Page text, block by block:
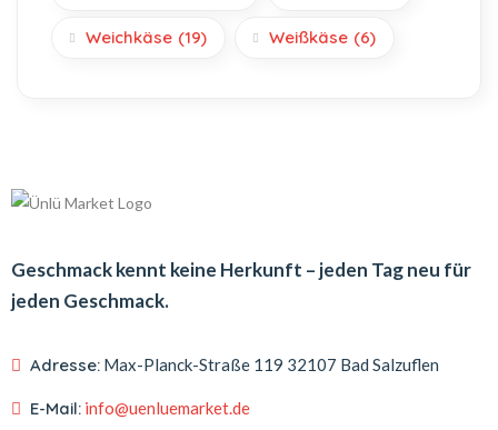
Weichkäse (19) Weißkäse (6)
Geschmack kennt keine Herkunft – jeden Tag neu für
jeden Geschmack.
Adresse: Max-Planck-Straße 119 32107 Bad Salzuflen
E-Mail: info@uenluemarket.de